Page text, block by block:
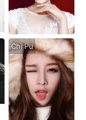
Chi Pu